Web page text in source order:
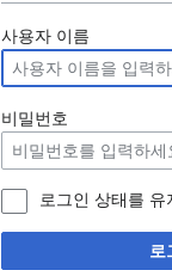
둘
러
보
기
로
가
기
검
색
하
러
가
기
사용자 이름
비밀번호
로그인 상태를 유
로